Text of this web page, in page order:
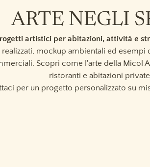
ARTE NEGLI
artistici per abitazioni, attività e
mockup ambientali ed esempi
Scopri come l'arte della Micol
ristoranti e abitazioni
per un progetto personalizzato su